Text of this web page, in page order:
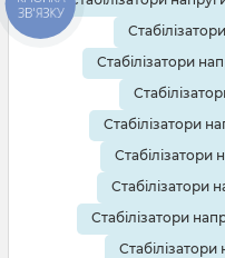
Стабілізатори
Стабілізатори
Стабілізатори
Стабілізатори
Стабілізатори
Стабілізатори
ЗВ'ЯЗКУ